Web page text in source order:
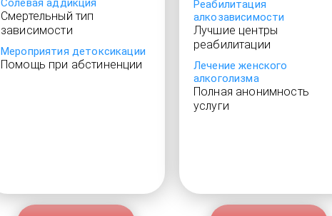
Солевая аддикция
Смертельный тип
зависимости
Мероприятия детоксикации
Помощь при абстиненции
Реабилитация
алкозависимости
Лучшие центры
реабилитации
Лечение женского
алкоголизма
Полная анонимность
услуги